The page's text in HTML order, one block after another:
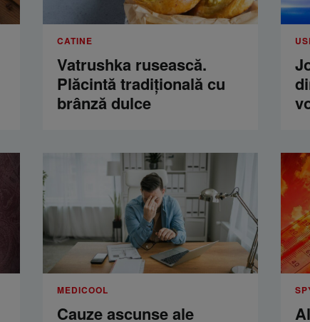
CATINE
Vatrushka rusească.
Plăcintă tradițională cu
brânză dulce
MEDICOOL
Cauze ascunse ale